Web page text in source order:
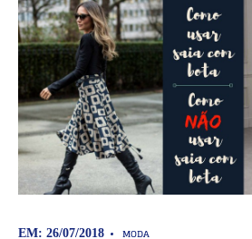
EM: 26/07/2018 MODA